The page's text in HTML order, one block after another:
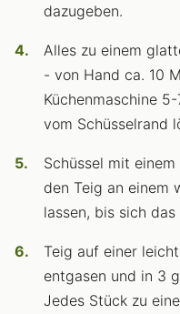
dazugeben.
Alles zu einem
- von Hand ca. 10
Küchenmaschine
vom Schüsselrand
Schüssel mit
den Teig an einem
lassen, bis sich
Teig auf einer
entgasen und in 3
Jedes Stück zu